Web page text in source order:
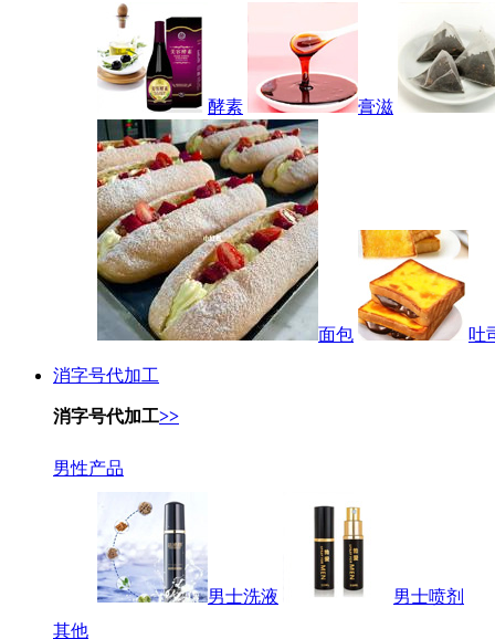
酵素 膏滋
面包 吐
消字号代加工
消字号代加工>>
男性产品
男士洗液
男士喷剂
其他